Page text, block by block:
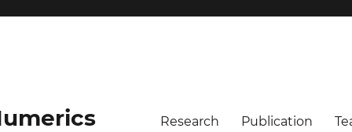
Research Publication